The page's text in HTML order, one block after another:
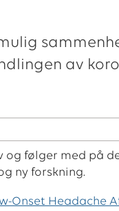
av
følger med på
ny forskning.
Onset Headache